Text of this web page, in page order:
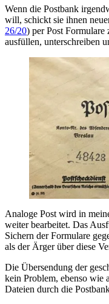
Wenn die Postbank
will, schickt sie ihnen
26/20) per Post
ausfüllen, unterschreiben
Analoge Post wird in
weiter bearbeitet. Das
Sichern der Formulare
als der Ärger über diese
Die Übersendung der
kein Problem, ebenso wie
Dateien durch die